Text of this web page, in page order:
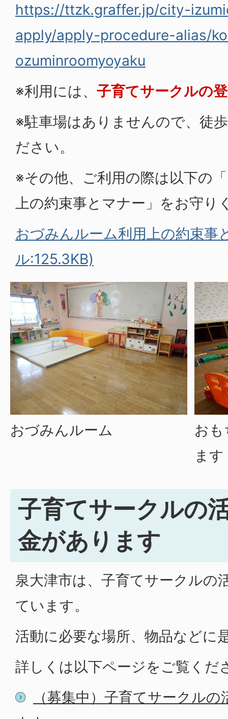
https://ttzk.graffer.jp/city-
apply/apply-procedure-alias/
ozuminroomyoyaku
※利用には、 子育てサークルの
※駐車場はありませんので、徒
ださい。
※その他、ご利用の際は以下の
上の約束事とマナー」をお守り
おづみんルーム利用上の約束事
ル:125.3KB)
おづみんルーム
お
ます
子育てサークルの
金があります
泉大津市は、子育てサークルの
ています。
活動に必要な場所、物品などに
詳しくは以下ページをご覧くだ
（募集中）子育てサークル